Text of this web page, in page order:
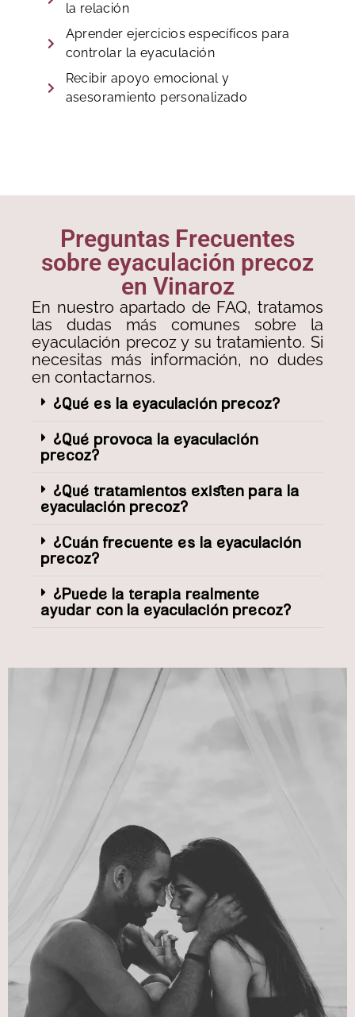
la relación
Aprender ejercicios específicos para
controlar la eyaculación
Recibir apoyo emocional y
asesoramiento personalizado
Preguntas Frecuentes
sobre eyaculación precoz
en Vinaroz
En nuestro apartado de FAQ, tratamos
las dudas más comunes sobre la
eyaculación precoz y su tratamiento. Si
necesitas más información, no dudes
en contactarnos.
¿Qué es la eyaculación precoz?
¿Qué provoca la eyaculación
precoz?
¿Qué tratamientos existen para la
eyaculación precoz?
¿Cuán frecuente es la eyaculación
precoz?
¿Puede la terapia realmente
ayudar con la eyaculación precoz?